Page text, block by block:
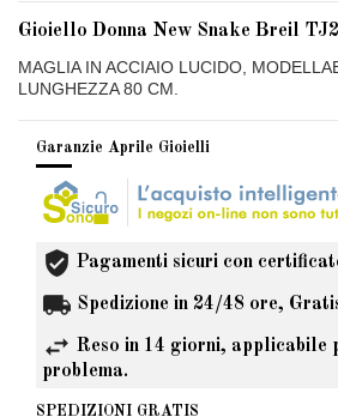
Gioiello Donna New Snake Breil
MAGLIA IN ACCIAIO LUCIDO,
LUNGHEZZA 80 CM.
Garanzie Aprile Gioielli
Pagamenti sicuri con
Spedizione in 24/48 ore,
Reso in 14 giorni, applicabile
problema.
SPEDIZIONI GRATIS